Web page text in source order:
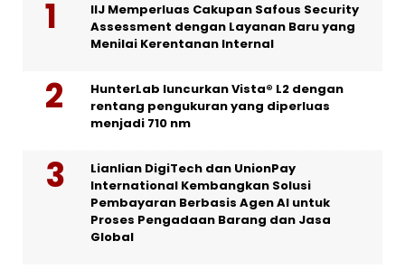
IIJ Memperluas Cakupan Safous Security
Assessment dengan Layanan Baru yang
Menilai Kerentanan Internal
HunterLab luncurkan Vista® L2 dengan
rentang pengukuran yang diperluas
menjadi 710 nm
Lianlian DigiTech dan UnionPay
International Kembangkan Solusi
Pembayaran Berbasis Agen AI untuk
Proses Pengadaan Barang dan Jasa
Global